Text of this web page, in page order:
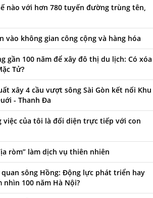
nào với hơn 780 tuyến đường trùng tên,
vào không gian công cộng và hàng hóa
gần 100 năm để xây đô thị du lịch: Có xóa
Tử?
xây 4 cầu vượt sông Sài Gòn kết nối Khu
- Thanh Đa
việc của tôi là đối diện trực tiếp với con
ròm” làm dịch vụ thiên nhiên
sông Hồng: Động lực phát triển hay
100 năm Hà Nội?